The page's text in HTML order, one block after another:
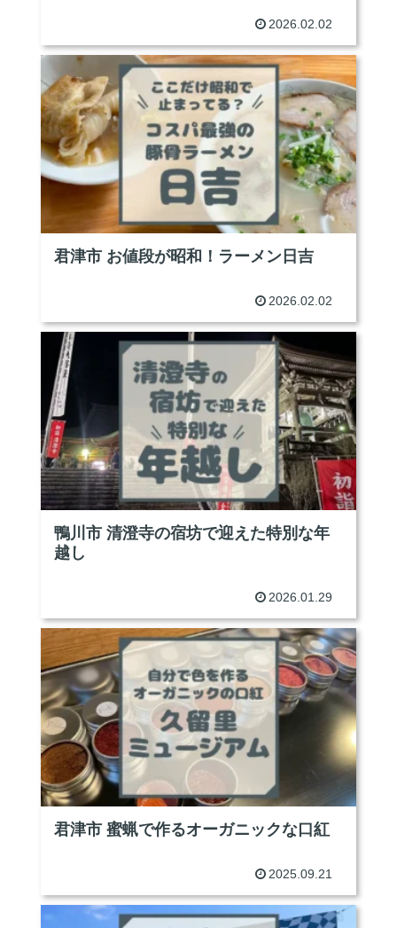
2026.02.02
君津市 お値段が昭和！ラーメン日吉
2026.02.02
鴨川市 清澄寺の宿坊で迎えた特別な年
越し
2026.01.29
君津市 蜜蝋で作るオーガニックな口紅
2025.09.21